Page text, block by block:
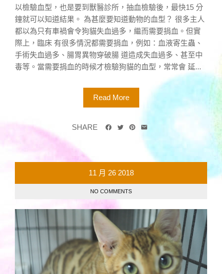
以檢驗血型，也是要到獸醫診所，抽血檢驗後，最快15 分
鐘就可以知道結果。 為甚麼要知道動物的血型？ 很多主人
都以為只有車禍會令狗貓失血過多，繼而需要捐血。但實
際上，臨床 有很多情況都需要捐血，例如：血液寄生蟲、
手術失血過多、腸胃異物穿破腸 道造成失血過多、甚至中
毒等。當需要捐血的時候才檢驗狗貓的血型，常常會 延...
Read More
SHARE
11 月 26 2018
NO COMMENTS